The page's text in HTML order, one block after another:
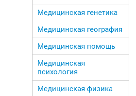
Медицинская генетика
Медицинская география
Медицинская помощь
Медицинская
психология
Медицинская физика